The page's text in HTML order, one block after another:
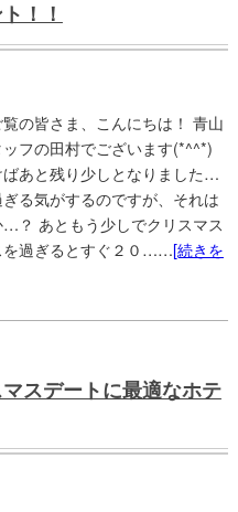
！！
の皆さま、こんにちは！ 青山
フの田村でございます(*^^*)
ばあと残り少しとなりました…
る気がするのですが、それは
？ あともう少しでクリスマス
を過ぎるとすぐ２０……[続きを
スデートに最適なホテ